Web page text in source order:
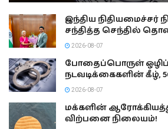
இந்திய நிதியமைச்சர்
சந்தித்த செந்தில்
2026-08-07
போதைப்பொருள்
நடவடிக்கைகளின் கீழ்,
2026-08-07
மக்களின்
விற்பனை நிலையம்!